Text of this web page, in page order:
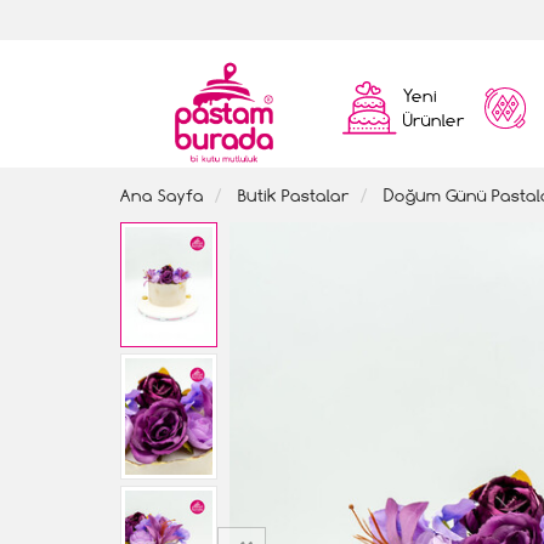
Yeni
Ürünler
Ana Sayfa Butik Pastalar Doğum Günü